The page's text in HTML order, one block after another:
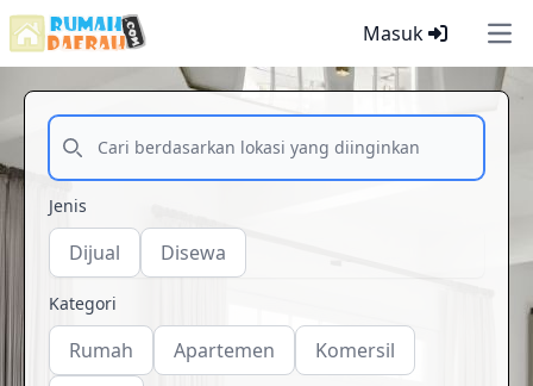
Masuk
Jenis
Dijual Disewa
Kategori
Rumah Apartemen
Komersil